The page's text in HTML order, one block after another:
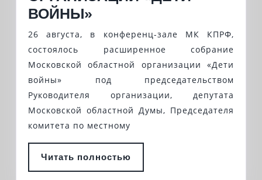
ВОЙНЫ»
РАСШИРЕННОЕ
СОБРАНИЕ
МОСКОВСКОГО
ОБЛАСТНОГО
ОТДЕЛЕНИЯ
ОБЩЕСТВЕННОЙ
ОРГАНИЗАЦИИ
«ДЕТИ
ВОЙНЫ»
26 августа, в конференц-зале МК КПРФ,
состоялось расширенное собрание
Московской областной организации «Дети
войны» под председательством
Руководителя организации, депутата
Московской областной Думы, Председателя
комитета по местному
Читать полностью
полностью